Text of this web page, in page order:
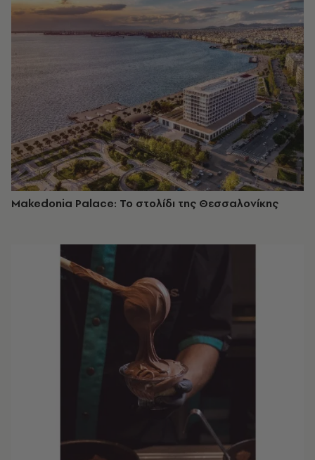
Makedonia Palace: Το στολίδι της Θεσσαλονίκης